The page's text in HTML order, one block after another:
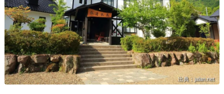
出典：jalan.net